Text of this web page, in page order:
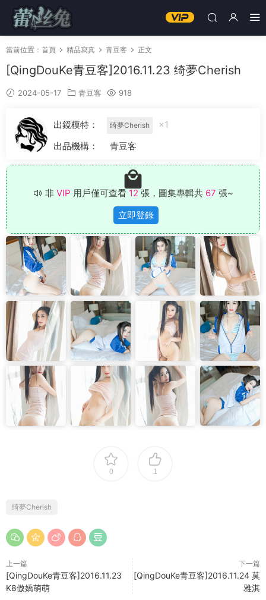
當前位置： 首頁 精品寫真 青豆客 正文
[QingDouKe青豆客]2016.11.23 绮夢Cherish
2024-05-17 青豆客 918
出鏡模特： 绮夢Cherish
×1
出品機構：
青豆客
非 VIP 用戶僅可查看 12 張，圖集專輯共 67 張~
立即登錄
0 1
绮夢Cherish
上一篇
[QingDouKe青豆客]2016.11.23
K8傲嬌萌萌
下一篇
[QingDouKe青豆客]2016.11.24 莫
雅淇